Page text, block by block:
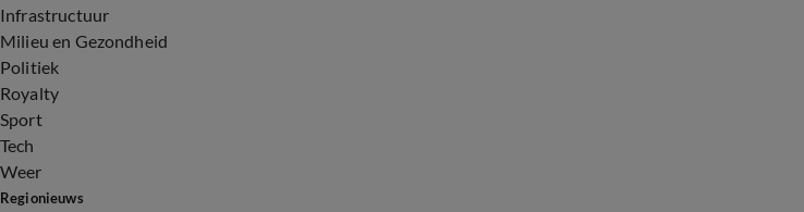
Infrastructuur
Milieu en Gezondheid
Politiek
Royalty
Sport
Tech
Weer
Regionieuws